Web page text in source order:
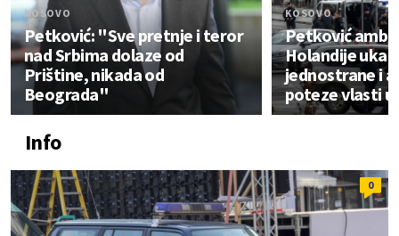
KOSOVO
Petković: "Sve pretnje i teror
nad Srbima dolaze od
Prištine, nikada od
Beograda"
KOSOVO
Petković
Holandije
jednostrane i
poteze vlasti
Info
0